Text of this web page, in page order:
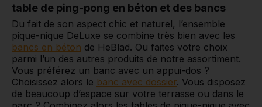
table de ping-pong en béton et des bancs
Du fait de son aspect chic et naturel, l’ensemble
pique-nique DeLuxe se combine très bien avec les
bancs en béton de HeBlad. Ou faites votre choix
parmi l’un des autres produits de notre assortiment.
Vous préférez un banc avec un appui-dos ?
Choisissez alors le banc avec dossier. Vous disposez
de beaucoup d’espace sur votre terrasse ou dans le